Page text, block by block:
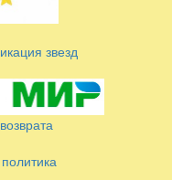
звезд